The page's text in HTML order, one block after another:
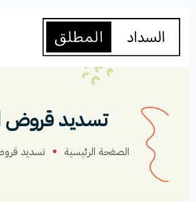
تسديد قروض
الصفحة الرئيسية تسديد